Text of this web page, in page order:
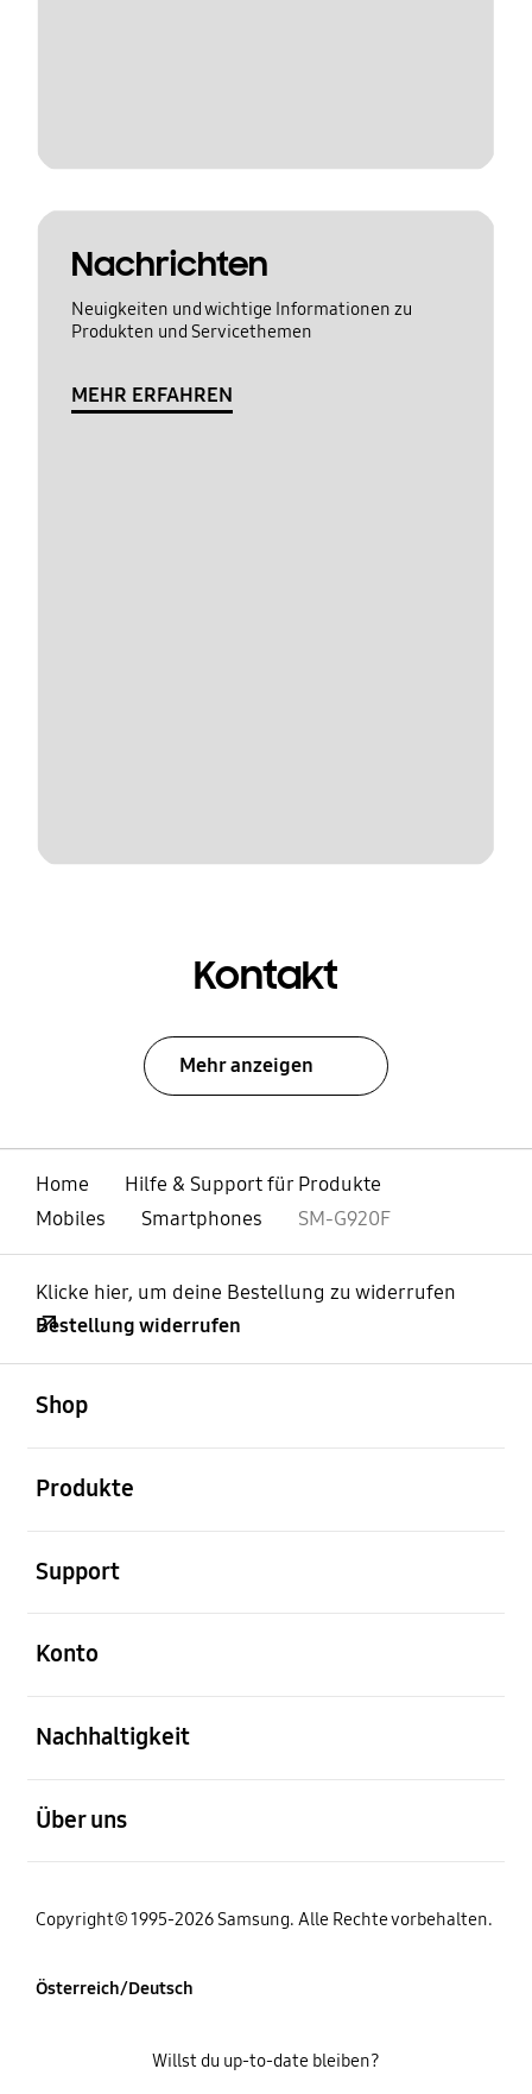
Nachrichten
Neuigkeiten und wichtige Informationen zu
Produkten und Servicethemen
MEHR ERFAHREN
Kontakt
Mehr anzeigen
Home
Hilfe & Support für Produkte
Mobiles
Smartphones SM-G920F
Klicke hier, um deine Bestellung zu widerrufen
Bestellung widerrufen
Shop
Produkte
Support
Konto
Nachhaltigkeit
Über uns
Copyright© 1995-2026 Samsung. Alle Rechte vorbehalten.
Österreich/Deutsch
Willst du up-to-date bleiben?